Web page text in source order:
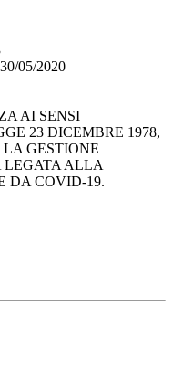
05/2020
AI SENSI
23 DICEMBRE 1978,
GESTIONE
ALLA
DA COVID-19.